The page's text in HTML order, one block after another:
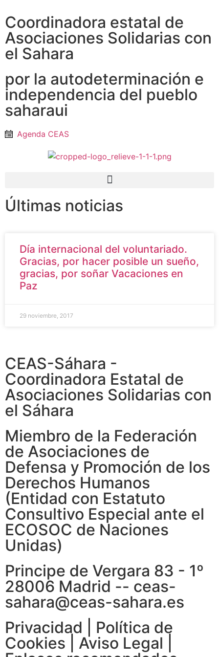
Coordinadora estatal de
Asociaciones Solidarias con
el Sahara
por la autodeterminación e
independencia del pueblo
saharaui
Agenda CEAS
Últimas noticias
Día internacional del voluntariado.
Gracias, por hacer posible un sueño,
gracias, por soñar Vacaciones en
Paz
29 noviembre, 2017
CEAS-Sáhara -
Coordinadora Estatal de
Asociaciones Solidarias con
el Sáhara
Miembro de la Federación
de Asociaciones de
Defensa y Promoción de los
Derechos Humanos
(Entidad con Estatuto
Consultivo Especial ante el
ECOSOC de Naciones
Unidas)
Principe de Vergara 83 - 1º
28006 Madrid -- ceas-
sahara@ceas-sahara.es
Privacidad
Política de
Cookies
Aviso Legal